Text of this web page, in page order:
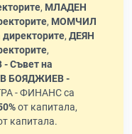
, МЛАДЕН
, МОМЧИЛ
, ДЕЯН
,
Съвет на
БОЯДЖИЕВ -
- ФИНАНС са
от капитала,
капитала.